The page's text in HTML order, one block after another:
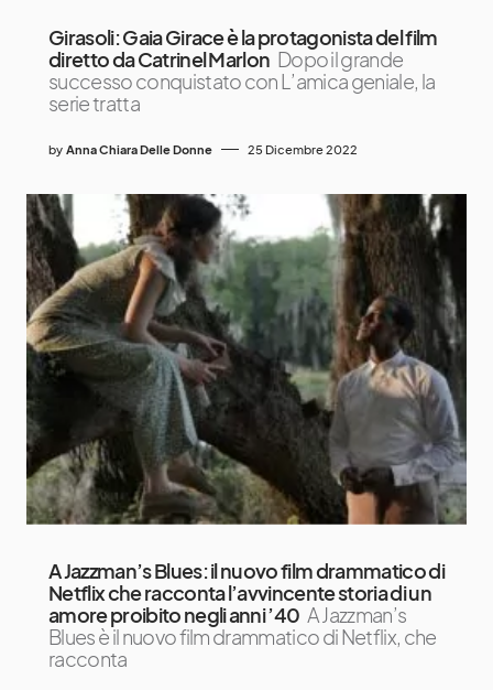
Girasoli: Gaia Girace è la protagonista del film
diretto da Catrinel Marlon Dopo il grande
successo conquistato con L’amica geniale, la
serie tratta
by Anna Chiara Delle Donne 25 Dicembre 2022
A Jazzman’s Blues: il nuovo film drammatico di
Netflix che racconta l’avvincente storia di un
amore proibito negli anni ’40 A Jazzman’s
Blues è il nuovo film drammatico di Netflix, che
racconta